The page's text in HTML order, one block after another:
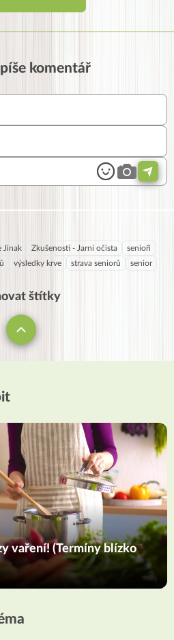
komentář
Jinak Zkušenosti - Jarní očista
senioři
výsledky krve strava seniorů senior
štítky
vaření! (Termíny blízko